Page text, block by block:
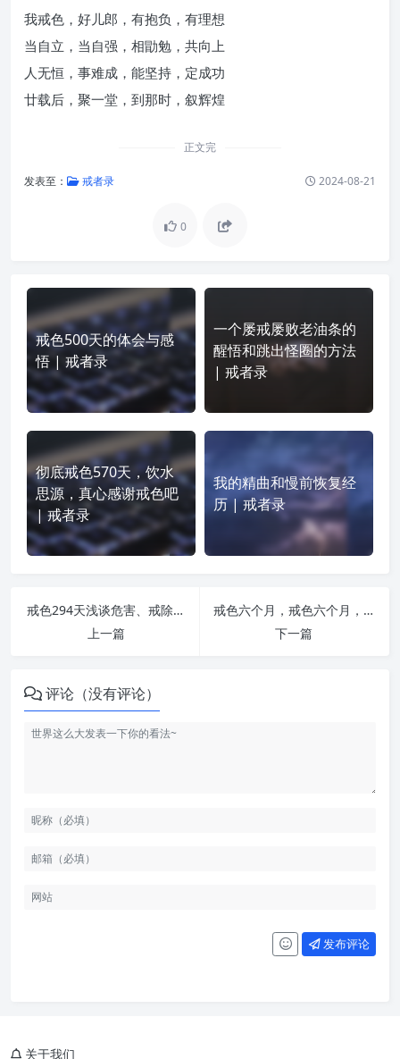
我戒色，好儿郎，有抱负，有理想
当自立，当自强，相勖勉，共向上
人无恒，事难成，能坚持，定成功
廿载后，聚一堂，到那时，叙辉煌
正文完
发表至： 戒者录 2024-08-21
0
戒色500天的体会与感
悟 | 戒者录
一个屡戒屡败老油条的
醒悟和跳出怪圈的方法
| 戒者录
彻底戒色570天，饮水
思源，真心感谢戒色吧
| 戒者录
我的精曲和慢前恢复经
历 | 戒者录
戒色294天浅谈危害、戒除与控遗方法 | 戒者录
上一篇
戒色六个月，戒色六个月，做一个纯净频率的持有者！ | 戒者录
下一篇
评论（没有评论）
发布评论
关于我们